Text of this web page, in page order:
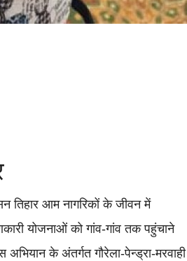
तिहार आम नागरिकों के जीवन में
योजनाओं को गांव-गांव तक पहुंचाने
के अंतर्गत गौरेला-पेन्ड्रा-मरवाही